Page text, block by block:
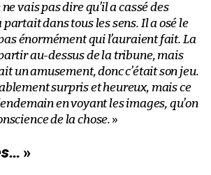
vais pas dire qu’il a cassé des
dans tous les sens. Il a osé le
énormément qui l’auraient fait. La
au-dessus de la tribune, mais
un amusement, donc c’était son jeu.
surpris et heureux, mais ce
en voyant les images, qu’on
de la chose. »
»